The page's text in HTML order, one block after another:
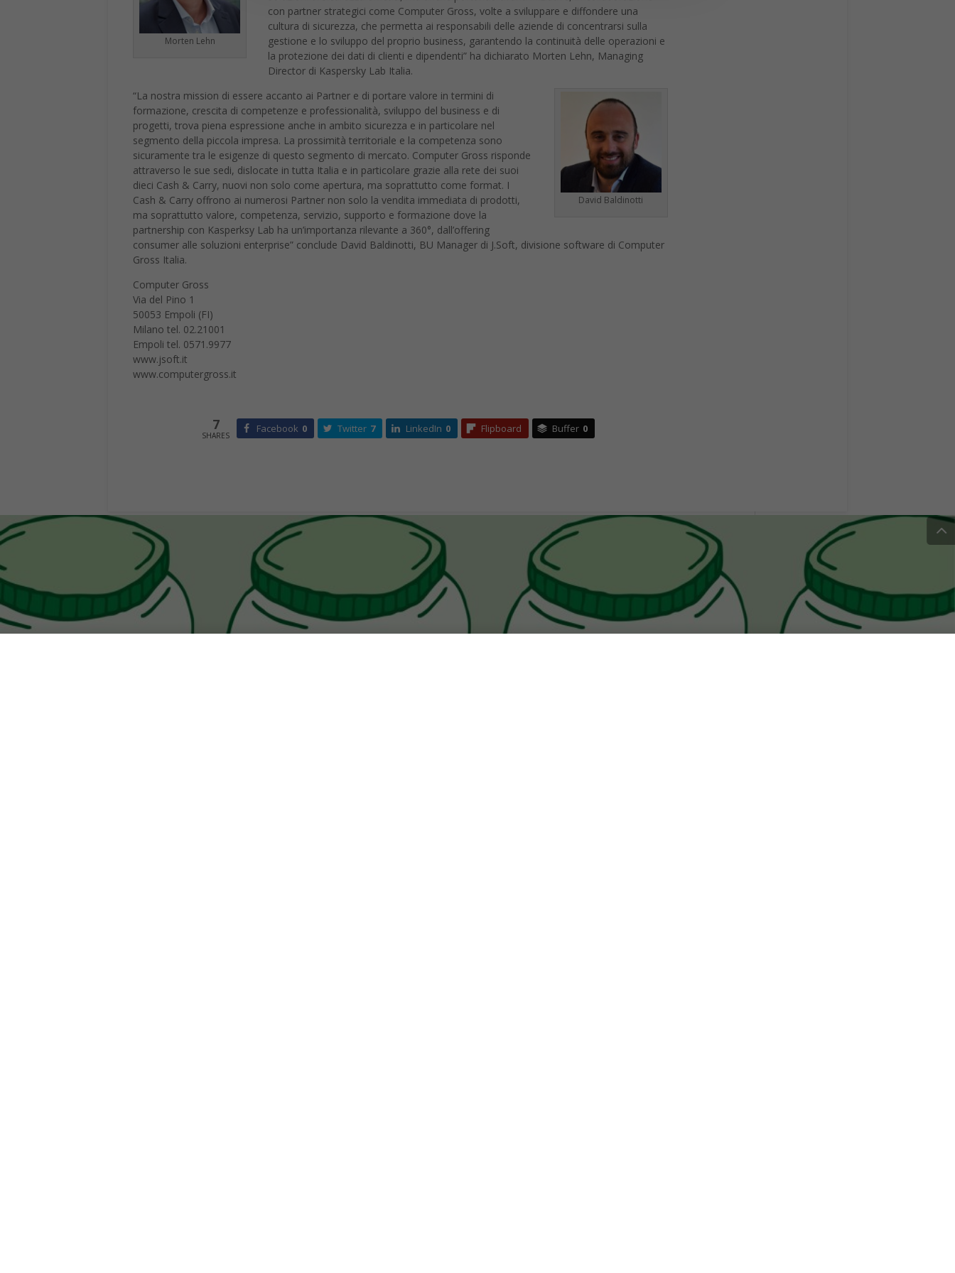
Morten Lehn
con partner strategici come Computer Gross, volte a sviluppare e diffondere una
cultura di sicurezza, che permetta ai responsabili delle aziende di concentrarsi sulla
gestione e lo sviluppo del proprio business, garantendo la continuità delle operazioni e
la protezione dei dati di clienti e dipendenti” ha dichiarato Morten Lehn, Managing
Director di Kaspersky Lab Italia.
David Baldinotti
“La nostra mission di essere accanto ai Partner e di portare valore in termini di
formazione, crescita di competenze e professionalità, sviluppo del business e di
progetti, trova piena espressione anche in ambito sicurezza e in particolare nel
segmento della piccola impresa. La prossimità territoriale e la competenza sono
sicuramente tra le esigenze di questo segmento di mercato. Computer Gross risponde
attraverso le sue sedi, dislocate in tutta Italia e in particolare grazie alla rete dei suoi
dieci Cash & Carry, nuovi non solo come apertura, ma soprattutto come format. I
Cash & Carry offrono ai numerosi Partner non solo la vendita immediata di prodotti,
ma soprattutto valore, competenza, servizio, supporto e formazione dove la
partnership con Kasperksy Lab ha un’importanza rilevante a 360°, dall’offering
consumer alle soluzioni enterprise” conclude David Baldinotti, BU Manager di J.Soft, divisione software di Computer
Gross Italia.
Computer Gross
Via del Pino 1
50053 Empoli (FI)
Milano tel. 02.21001
Empoli tel. 0571.9977
www.jsoft.it
www.computergross.it
7
SHARES
Facebook 0 Twitter 7 LinkedIn 0 Flipboard Buffer 0